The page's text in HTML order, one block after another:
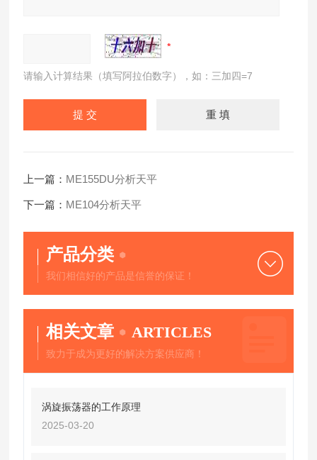
请输入计算结果（填写阿拉伯数字），如：三加四=7
上一篇： ME155DU分析天平
下一篇： ME104分析天平
产品分类
我们相信好的产品是信誉的保证！
相关文章 ARTICLES
致力于成为更好的解决方案供应商！
涡旋振荡器的工作原理
2025-03-20